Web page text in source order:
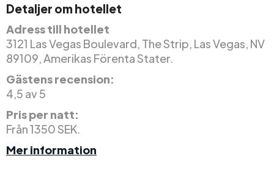
Detaljer om hotellet
Adress till hotellet
3121 Las Vegas Boulevard, The Strip, Las Vegas, NV
89109, Amerikas Förenta Stater.
Gästens recension:
4,5 av 5
Pris per natt:
Från 1350 SEK.
Mer information